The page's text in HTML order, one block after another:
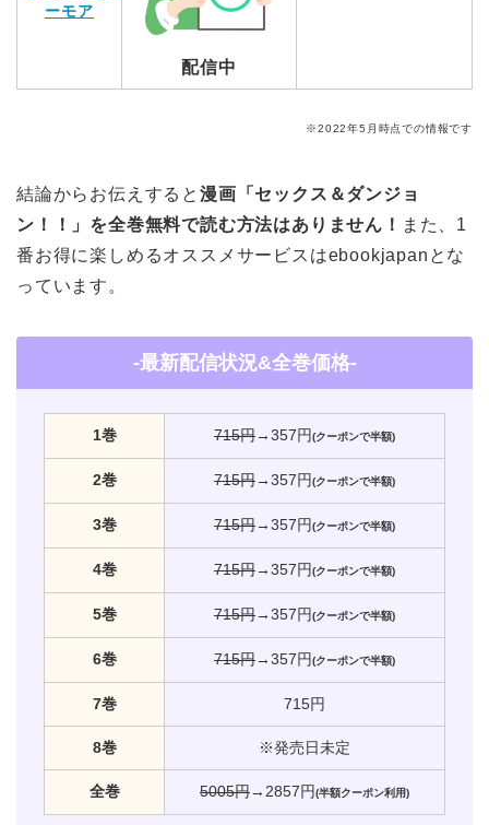
ーモア
配信中
※2022年5月時点での情報です
結論からお伝えすると 漫画「セックス＆ダンジョ
ン！！」を全巻無料で読む方法はありません！ また、1
番お得に楽しめるオススメサービスはebookjapanとな
っています。
-最新配信状況&全巻価格-
1巻 715円→357円(クーポンで半額)
2巻 715円→357円(クーポンで半額)
3巻 715円→357円(クーポンで半額)
4巻 715円→357円(クーポンで半額)
5巻 715円→357円(クーポンで半額)
6巻 715円→357円(クーポンで半額)
7巻 715円
8巻 ※発売日未定
全巻 5005円→2857円(半額クーポン利用)